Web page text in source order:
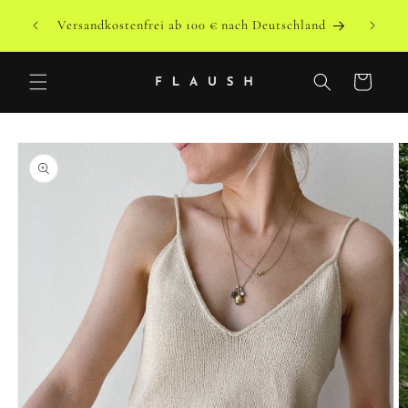
zum Versandkostenfrei ab 100 € nach Deutschland
Warenkorb